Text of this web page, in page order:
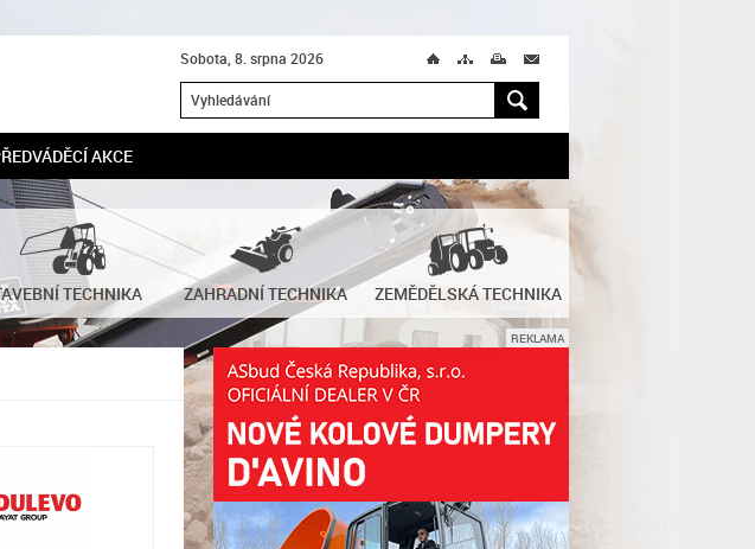
Sobota, 8. srpna 2026 Ú M T M
H
AKCE
TECHNIKA ZAHRADNÍ TECHNIKA ZEMĚDĚLSKÁ TECHNIKA
REKLAMA